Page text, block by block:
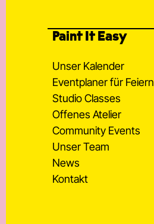
Newsletter
Paint It Easy
Unser Kalender
Eventplaner für Feiern
Studio Classes
Offenes Atelier
Community Events
Unser Team
News
Kontakt